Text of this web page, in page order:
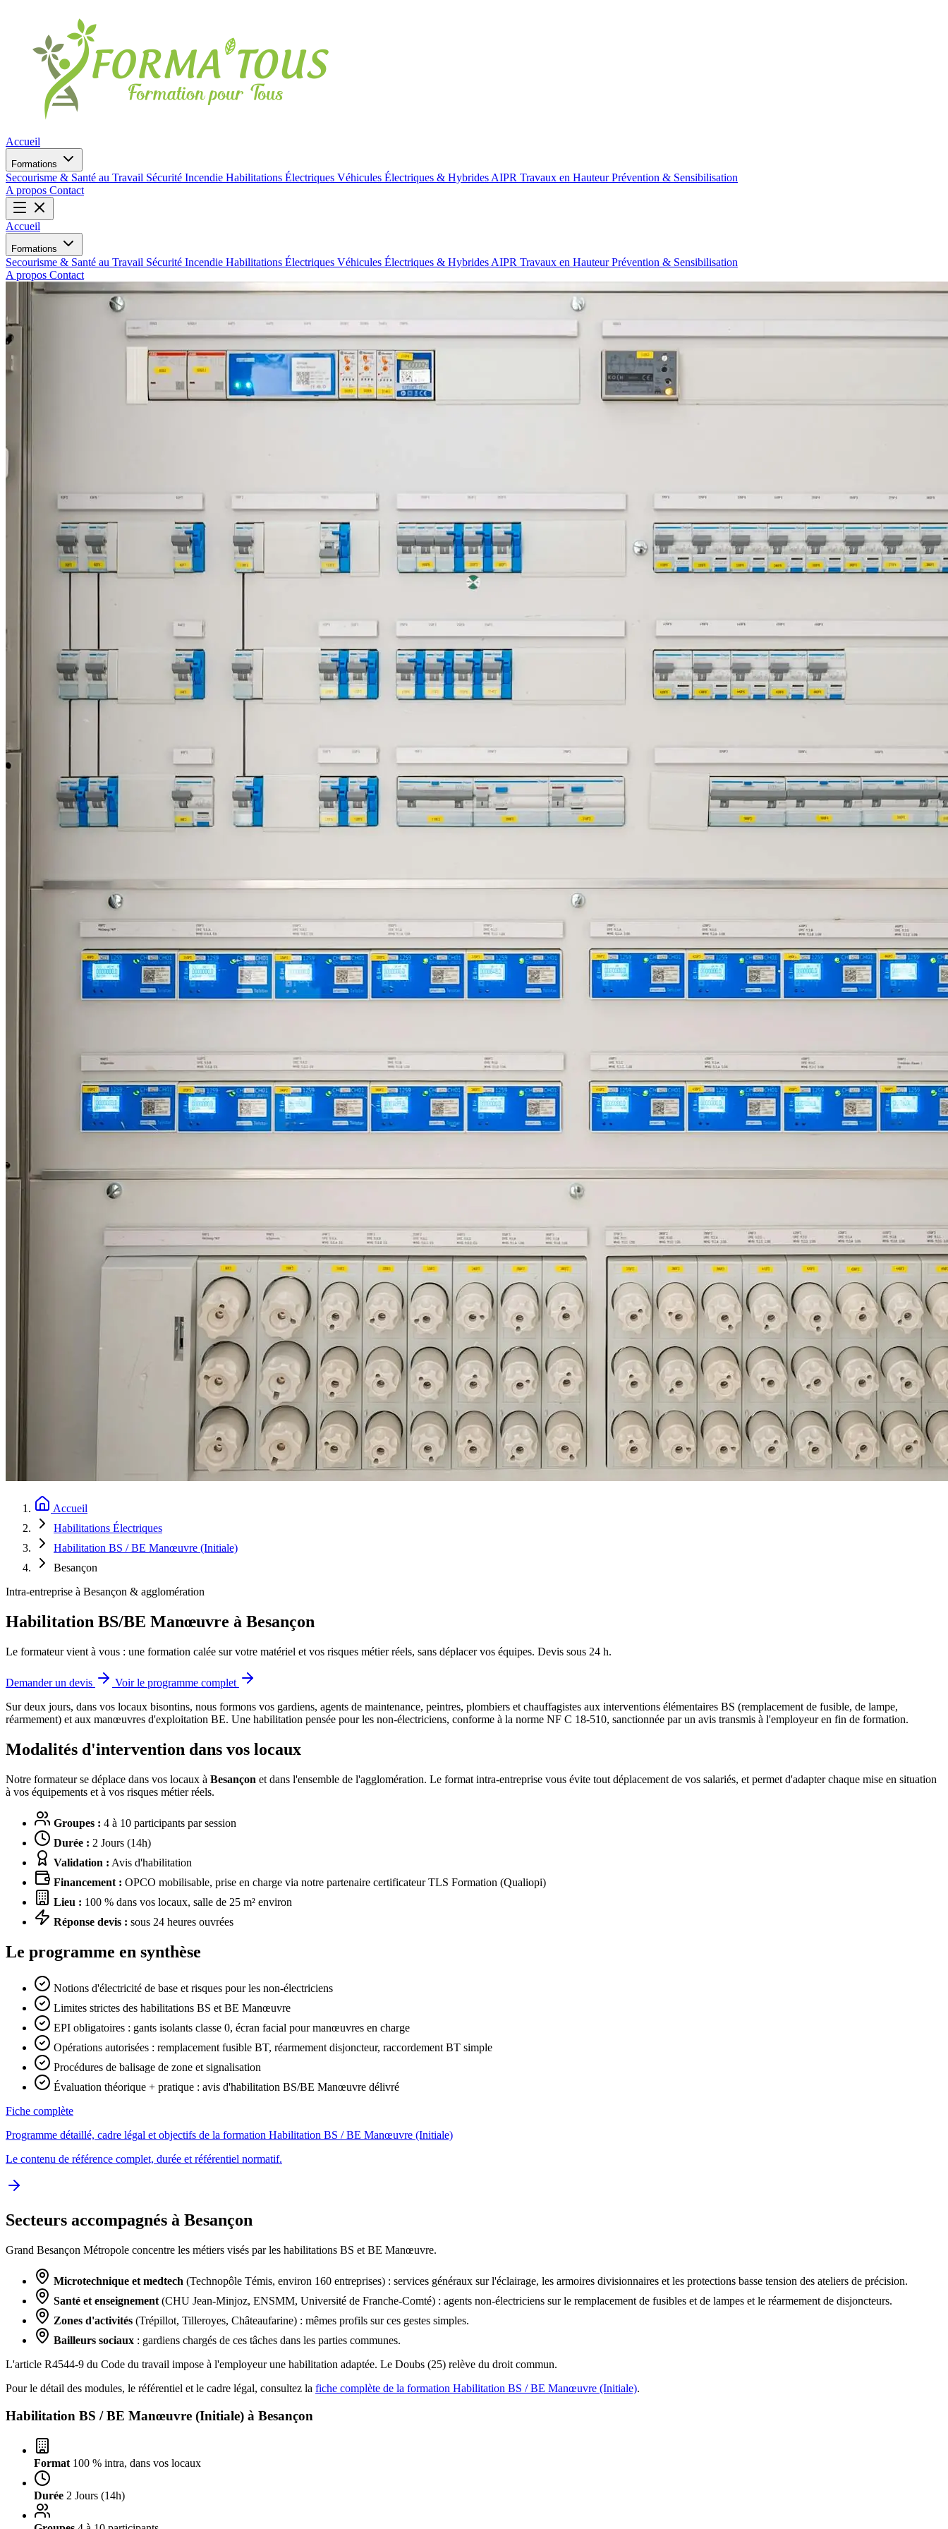
Accueil
Formations
Secourisme & Santé au Travail Sécurité Incendie Habilitations Électriques Véhicules Électriques & Hybrides AIPR Travaux en HauteurPrévention & Sensibilisation
A propos Contact
Accueil
Formations
Secourisme & Santé au Travail Sécurité Incendie Habilitations Électriques Véhicules Électriques & Hybrides AIPR Travaux en HauteurPrévention & Sensibilisation
A propos Contact
Accueil
Habilitations Électriques
Habilitation BS / BE Manœuvre (Initiale)
Besançon
Intra-entreprise à Besançon & agglomération
Habilitation BS/BE Manœuvre à Besançon
Le formateur vient à vous : une formation calée sur votre matériel et vos risques métier réels, sans déplacer vos équipes. Devis sous 24 h.
Demander un devis
Voir le programme complet
Sur deux jours, dans vos locaux bisontins, nous formons vos gardiens, agents de maintenance, peintres, plombiers et chauffagistes aux interventions élémentaires BS (remplacement de fusible, de lampe,
réarmement) et aux manœuvres d'exploitation BE. Une habilitation pensée pour les non-électriciens, conforme à la norme NF C 18-510, sanctionnée par un avis transmis à l'employeur en fin de formation.
Modalités d'intervention dans vos locaux
Notre formateur se déplace dans vos locaux à Besançon et dans l'ensemble de l'agglomération. Le format intra-entreprise vous évite tout déplacement de vos salariés, et permet d'adapter chaque mise en situation
à vos équipements et à vos risques métier réels.
Groupes : 4 à 10 participants par session
Durée : 2 Jours (14h)
Validation : Avis d'habilitation
Financement : OPCO mobilisable, prise en charge via notre partenaire certificateur TLS Formation (Qualiopi)
Lieu : 100 % dans vos locaux, salle de 25 m² environ
Réponse devis : sous 24 heures ouvrées
Le programme en synthèse
Notions d'électricité de base et risques pour les non-électriciens
Limites strictes des habilitations BS et BE Manœuvre
EPI obligatoires : gants isolants classe 0, écran facial pour manœuvres en charge
Opérations autorisées : remplacement fusible BT, réarmement disjoncteur, raccordement BT simple
Procédures de balisage de zone et signalisation
Évaluation théorique + pratique : avis d'habilitation BS/BE Manœuvre délivré
Fiche complète
Programme détaillé, cadre légal et objectifs de la formation Habilitation BS / BE Manœuvre (Initiale)
Le contenu de référence complet, durée et référentiel normatif.
Secteurs accompagnés à Besançon
Grand Besançon Métropole concentre les métiers visés par les habilitations BS et BE Manœuvre.
Microtechnique et medtech (Technopôle Témis, environ 160 entreprises) : services généraux sur l'éclairage, les armoires divisionnaires et les protections basse tension des ateliers de précision.
Santé et enseignement (CHU Jean-Minjoz, ENSMM, Université de Franche-Comté) : agents non-électriciens sur le remplacement de fusibles et de lampes et le réarmement de disjoncteurs.
Zones d'activités (Trépillot, Tilleroyes, Châteaufarine) : mêmes profils sur ces gestes simples.
Bailleurs sociaux : gardiens chargés de ces tâches dans les parties communes.
L'article R4544-9 du Code du travail impose à l'employeur une habilitation adaptée. Le Doubs (25) relève du droit commun.
Pour le détail des modules, le référentiel et le cadre légal, consultez la fiche complète de la formation Habilitation BS / BE Manœuvre (Initiale).
Habilitation BS / BE Manœuvre (Initiale) à Besançon
Format 100 % intra, dans vos locaux
Durée 2 Jours (14h)